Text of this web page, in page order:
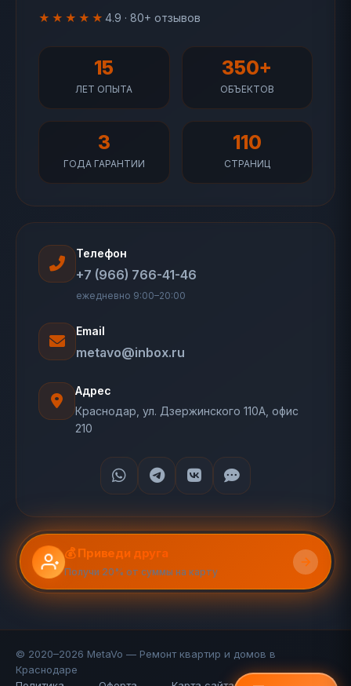
★★★★★ 4.9 · 80+ отзывов
15
ЛЕТ ОПЫТА
350+
ОБЪЕКТОВ
3
ГОДА ГАРАНТИИ
110
СТРАНИЦ
Телефон
+7 (966) 766-41-46
ежедневно 9:00–20:00
Email
metavo@inbox.ru
Адрес
Краснодар, ул. Дзержинского 110А, офис
210
💰 Приведи друга
Получи 20% от суммы на карту
© 2020–2026 MetaVo — Ремонт квартир и домов в
Краснодаре